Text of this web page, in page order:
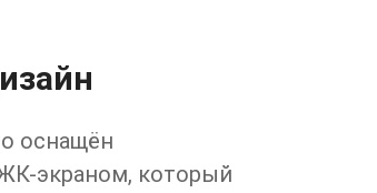
оснащён
экраном, который